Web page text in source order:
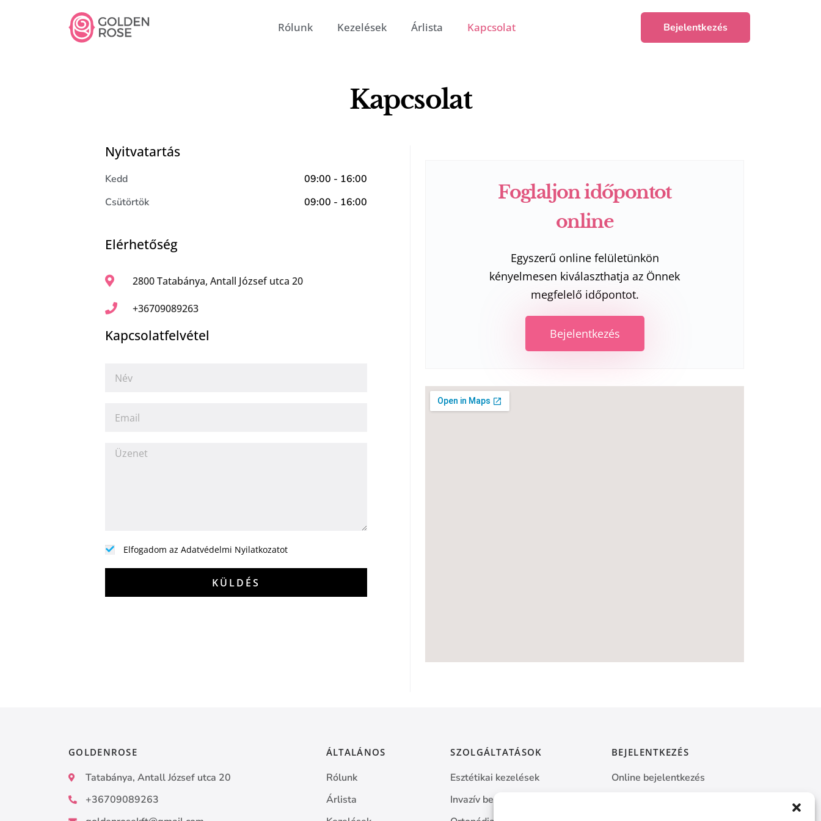
Rólunk Kezelések Árlista Kapcsolat Bejelentkezés
Kapcsolat
Nyitvatartás
Kedd
09:00 - 16:00
Csütörtök
09:00 - 16:00
Elérhetőség
2800 Tatabánya, Antall József utca 20
+36709089263
Kapcsolatfelvétel
Elfogadom az Adatvédelmi Nyilatkozatot
KÜLDÉS
Foglaljon időpontot
online
Egyszerű online felületünkön
kényelmesen kiválaszthatja az Önnek
megfelelő időpontot.
Bejelentkezés
GOLDENROSE
Tatabánya, Antall József utca 20
+36709089263
ÁLTALÁNOS
Rólunk
Árlista
SZOLGÁLTATÁSOK
Esztétikai kezelések
Invazív beavatkozások
BEJELENTKEZÉS
Online bejelentkezés